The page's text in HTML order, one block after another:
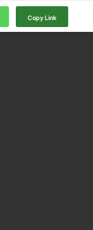
Copy Link